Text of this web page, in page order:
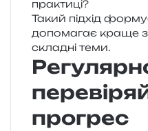
практиці?
Такий під­хід
допо­ма­гає краще
скла­дні теми.
прогрес